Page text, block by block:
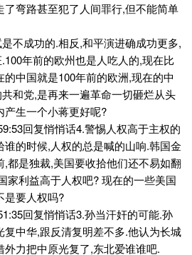
了弯路甚至犯了人间罪行,但不能简单
不成功的.相反,和平演进确成功更多,
年前的欧州也是人吃人的,现在比
中国就是100年前的欧洲,现在的中
和党,是再来一遍革命一切砸烂从头
产生一个小蒋更好呢?
回复悄悄话4.警惕人权高于主权的
的时候,人权的总是喊的山响.韩国金
,都是独裁,美国要收拾他们还不易如翻
家利益高于人权吧? 现在的一些美国
是要人权吗?
回复悄悄话3.孙当汗奸的可能.孙
中华,跟反清复明差不多.他认为长城
力把中原光复了,东北爱谁谁吧.